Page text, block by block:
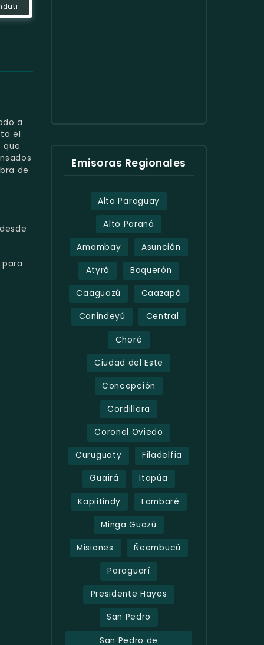
a
el
que
de
para
Emisoras Regionales
Alto Paraguay
Alto Paraná
Amambay Asunción
Atyrá Boquerón
Caaguazú Caazapá
Canindeyú Central
Choré
Ciudad del Este
Concepción
Cordillera
Coronel Oviedo
Curuguaty Filadelfia
Guairá Itapúa
Kapiitindy Lambaré
Minga Guazú
Misiones Ñeembucú
Paraguarí
Presidente Hayes
San Pedro
San Pedro de